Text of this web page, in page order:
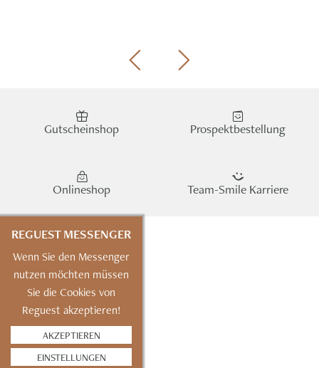
Gutscheinshop Prospektbestellung
Onlineshop Team-Smile Karriere
REGUEST MESSENGER
Wenn Sie den Messenger
nutzen möchten müssen
Sie die Cookies von
Reguest akzeptieren!
AKZEPTIEREN
EINSTELLUNGEN